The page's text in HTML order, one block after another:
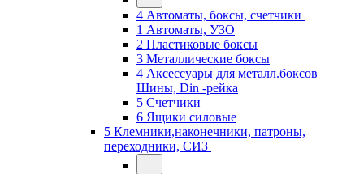
4 Автоматы, боксы, счетчики
1 Автоматы, УЗО
2 Пластиковые боксы
3 Металлические боксы
4 Аксессуары для металл.боксов
Шины, Din -рейка
5 Счетчики
6 Ящики силовые
5 Клемники,наконечники, патроны,
переходники, СИЗ